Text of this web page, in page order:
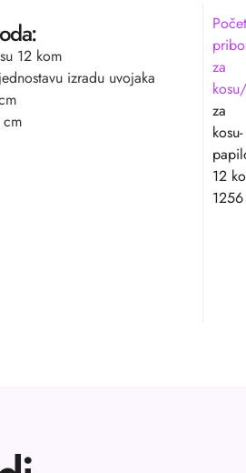
12 kom
izradu uvojaka
za
za
kosu-
12
1256